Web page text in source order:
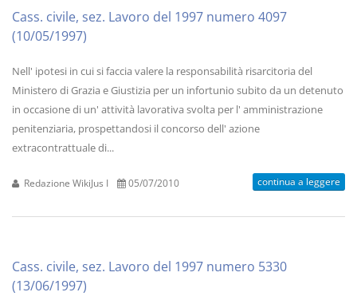
Cass. civile, sez. Lavoro del 1997 numero 4097
(10/05/1997)
Nell' ipotesi in cui si faccia valere la responsabilità risarcitoria del
Ministero di Grazia e Giustizia per un infortunio subito da un detenuto
in occasione di un' attività lavorativa svolta per l' amministrazione
penitenziaria, prospettandosi il concorso dell' azione
extracontrattuale di...
Redazione WikiJus I 05/07/2010 continua a leggere
Cass. civile, sez. Lavoro del 1997 numero 5330
(13/06/1997)